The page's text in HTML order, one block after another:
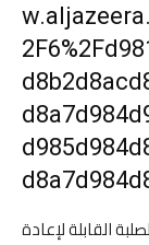
القابلة لإعادة